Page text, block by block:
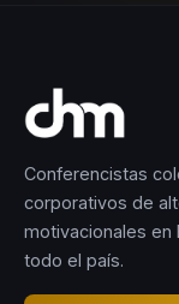
Conferencistas
corporativos de
motivacionales en
todo el país.